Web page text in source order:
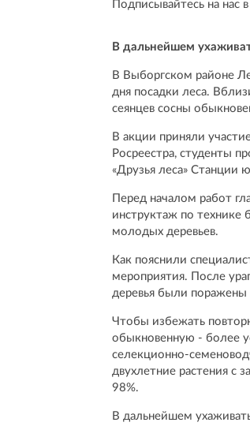
Подписывайтесь на нас в
В дальнейшем
В Выборгском районе
дня посадки леса.
сеянцев сосны
В акции приняли
Росреестра, студенты
«Друзья леса» Станции
Перед началом работ
инструктаж по технике
молодых деревьев.
Как пояснили
мероприятия. После
деревья были поражены
Чтобы избежать
обыкновенную - более
селекционно-
двухлетние растения с
98%.
В дальнейшем